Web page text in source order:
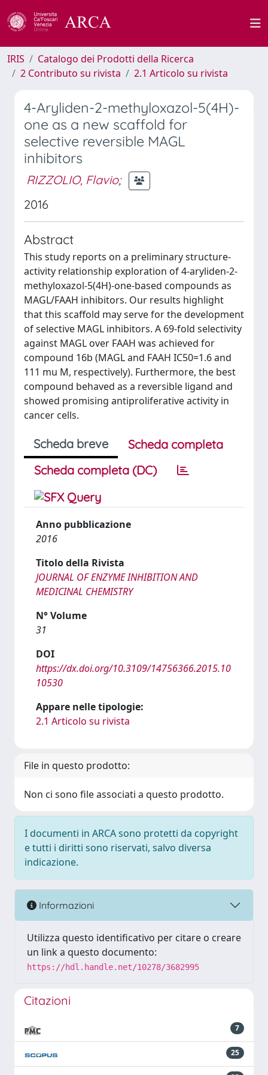
IRIS
Catalogo dei Prodotti della Ricerca
2 Contributo su rivista
2.1 Articolo su rivista
4-Aryliden-2-methyloxazol-5(4H)-
one as a new scaffold for
selective reversible MAGL
inhibitors
RIZZOLIO, Flavio;
2016
Abstract
This study reports on a preliminary structure-
activity relationship exploration of 4-aryliden-2-
methyloxazol-5(4H)-one-based compounds as
MAGL/FAAH inhibitors. Our results highlight
that this scaffold may serve for the development
of selective MAGL inhibitors. A 69-fold selectivity
against MAGL over FAAH was achieved for
compound 16b (MAGL and FAAH IC50=1.6 and
111 mu M, respectively). Furthermore, the best
compound behaved as a reversible ligand and
showed promising antiproliferative activity in
cancer cells.
Scheda breve
Scheda completa
Scheda completa (DC)
Anno pubblicazione
2016
Titolo della Rivista
JOURNAL OF ENZYME INHIBITION AND
MEDICINAL CHEMISTRY
N° Volume
31
DOI
https://dx.doi.org/10.3109/14756366.2015.10
10530
Appare nelle tipologie:
2.1 Articolo su rivista
File in questo prodotto:
Non ci sono file associati a questo prodotto.
I documenti in ARCA sono protetti da copyright
e tutti i diritti sono riservati, salvo diversa
indicazione.
Informazioni
Utilizza questo identificativo per citare o creare
un link a questo documento:
https://hdl.handle.net/10278/3682995
Citazioni
7
25